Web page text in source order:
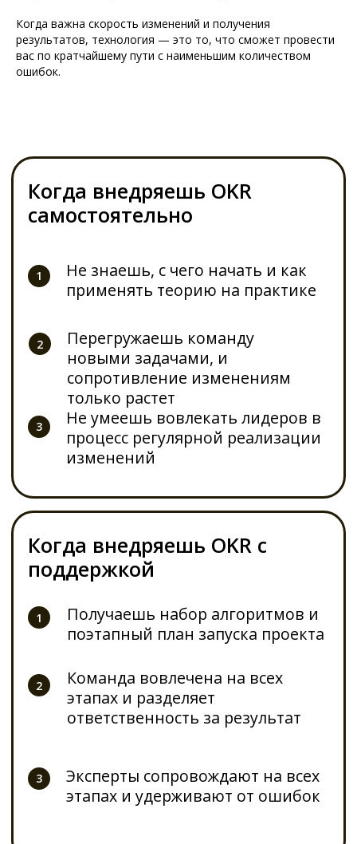
Когда важна скорость изменений и получения
результатов, технология — это то, что сможет провести
вас по кратчайшему пути с наименьшим количеством
ошибок.
Опыт внедрения OKR
2.0 по технологии
GO2OKR
COO Альфа-Банк
внедрения OKR